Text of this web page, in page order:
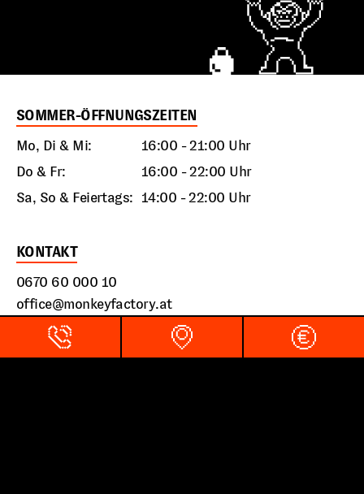
SOMMER-ÖFFNUNGSZEITEN
Mo, Di & Mi:
16:00 - 21:00 Uhr
Do & Fr:
16:00 - 22:00 Uhr
Sa, So & Feiertags: 14:00 - 22:00 Uhr
KONTAKT
0670 60 000 10
office@monkeyfactory.at
Wienerfeldstrasse 6, 2120 Wolkersdorf